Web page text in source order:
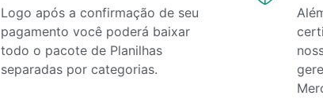
Logo após a confirmação de seu
pagamento você poderá baixar
todo o pacote de Planilhas
separadas por categorias.